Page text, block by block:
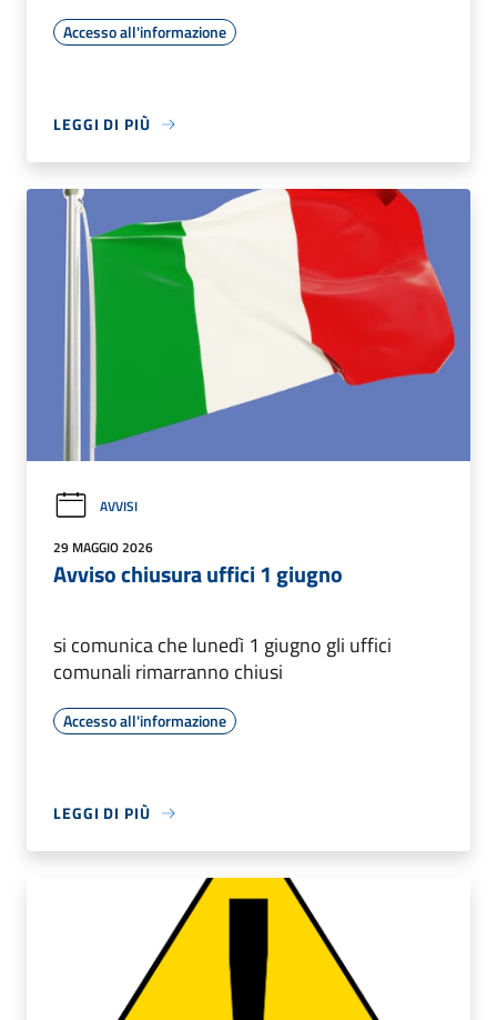
Accesso all'informazione
LEGGI DI PIÙ
AVVISI
29 MAGGIO 2026
Avviso chiusura uffici 1 giugno
si comunica che lunedì 1 giugno gli uffici
comunali rimarranno chiusi
Accesso all'informazione
LEGGI DI PIÙ